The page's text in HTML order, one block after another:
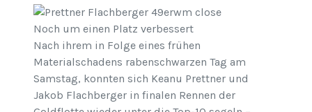
Noch um einen Platz verbessert
Nach ihrem in Folge eines frühen
Materialschadens rabenschwarzen Tag am
Samstag, konnten sich Keanu Prettner und
Jakob Flachberger in finalen Rennen der